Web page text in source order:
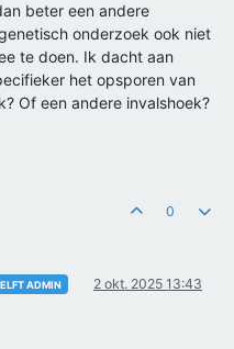
beter een andere
onderzoek ook niet
te doen. Ik dacht aan
het opsporen van
Of een andere invalshoek?
0
ADMIN 2 okt. 2025 13:43